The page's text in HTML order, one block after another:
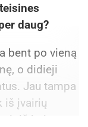
daug?
bent po vieną
o didieji
Jau tampa
iš įvairių
ir iš juristų,